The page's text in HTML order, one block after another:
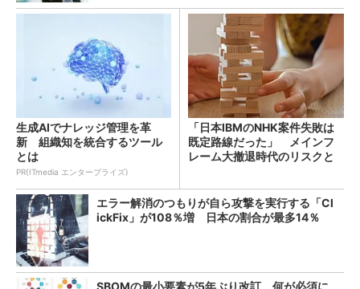
生成AIでナレッジ管理を革
新 組織知を統合するツール
とは
PR(ITmedia エンタープライズ)
「日本IBMのNHK案件失敗は
既定路線だった」 メインフ
レーム大撤退時代のリスクと
エラー解消のつもりが自ら攻撃を実行する「Cl
ickFix」が108％増 日本の割合が最多14％
SBOMの最小要素が5年ぶり改訂 何が必須に